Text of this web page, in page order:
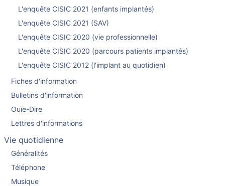
L'enquête CISIC 2021 (enfants implantés)
L'enquête CISIC 2021 (SAV)
L'enquête CISIC 2020 (vie professionnelle)
L'enquête CISIC 2020 (parcours patients implantés)
L'enquête CISIC 2012 (l'implant au quotidien)
Fiches d'information
Bulletins d'information
Ouïe-Dire
Lettres d'informations
Vie quotidienne
Généralités
Téléphone
Musique